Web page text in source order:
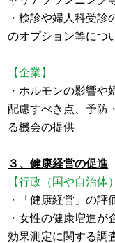
・検診や婦人科受診
のオプション等につ
【企業】
・ホルモンの影響
配慮すべき点、予防
る機会の提供
３、健康経営の促進
【行政（国や自治体
・「健康経営」の評
・女性の健康増進
効果測定に関する調